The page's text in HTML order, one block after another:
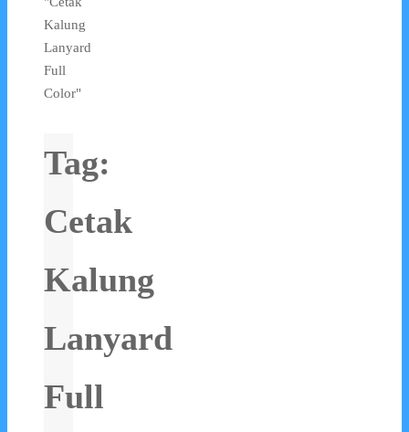
Kalung
Lanyard
Full
Color"
Tag:
Cetak
Kalung
Lanyard
Full